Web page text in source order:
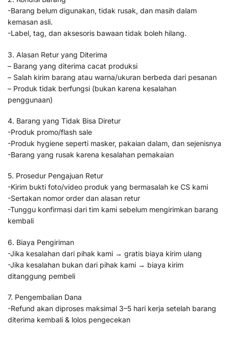
-Barang belum digunakan, tidak rusak, dan masih dalam
kemasan asli.
-Label, tag, dan aksesoris bawaan tidak boleh hilang.
3. Alasan Retur yang Diterima
– Barang yang diterima cacat produksi
– Salah kirim barang atau warna/ukuran berbeda dari pesanan
– Produk tidak berfungsi (bukan karena kesalahan
penggunaan)
4. Barang yang Tidak Bisa Diretur
-Produk promo/flash sale
-Produk hygiene seperti masker, pakaian dalam, dan sejenisnya
-Barang yang rusak karena kesalahan pemakaian
5. Prosedur Pengajuan Retur
-Kirim bukti foto/video produk yang bermasalah ke CS kami
-Sertakan nomor order dan alasan retur
-Tunggu konfirmasi dari tim kami sebelum mengirimkan barang
kembali
6. Biaya Pengiriman
-Jika kesalahan dari pihak kami → gratis biaya kirim ulang
-Jika kesalahan bukan dari pihak kami → biaya kirim
ditanggung pembeli
7. Pengembalian Dana
-Refund akan diproses maksimal 3–5 hari kerja setelah barang
diterima kembali & lolos pengecekan